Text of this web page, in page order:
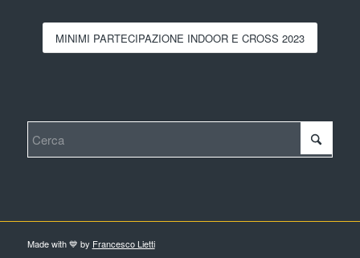
MINIMI PARTECIPAZIONE INDOOR E CROSS 2023
Made with 💙 by Francesco Lietti